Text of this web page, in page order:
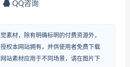
QQ咨询
素材，除有明确标明的付费资源外，
权本网站拥有，并供使用者免费下载
站素材应用于不同场景，请在图片下